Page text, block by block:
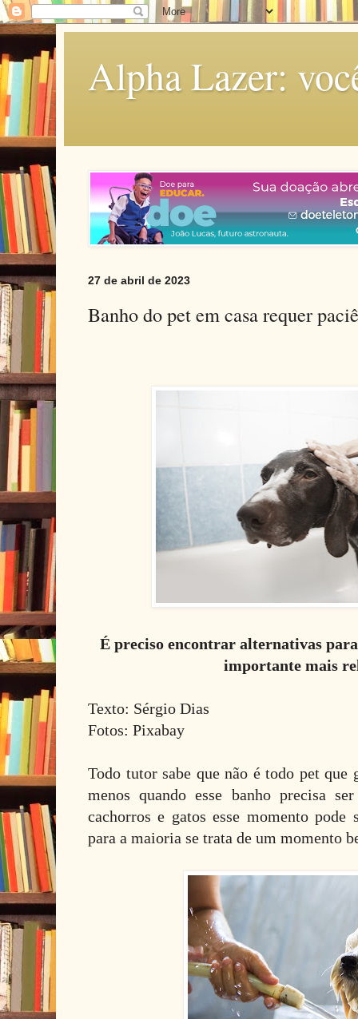
Alpha Lazer:
27 de abril de 2023
Banho do pet em casa requer
É preciso encontrar alternativas
importante mais
Texto: Sérgio Dias
Fotos: Pixabay
Todo tutor sabe que não é todo pet que
menos quando esse banho precisa
cachorros e gatos esse momento pode
para a maioria se trata de um momento